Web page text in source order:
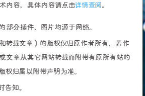
容，具体内容请点击详情查阅。
部分插件、图片均源于网络。
转载文章）的版权仅归原作者所有，若作
文章从其它网站转载而附带有原所有站的
权归属以附带声明为准。
告知。